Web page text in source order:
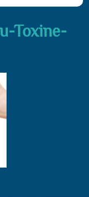
Toxine-